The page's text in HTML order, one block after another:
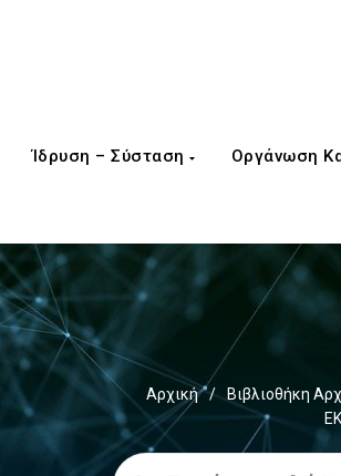
Ίδρυση – Σύσταση Οργάνωση
Αρχική / Βιβλιοθήκη